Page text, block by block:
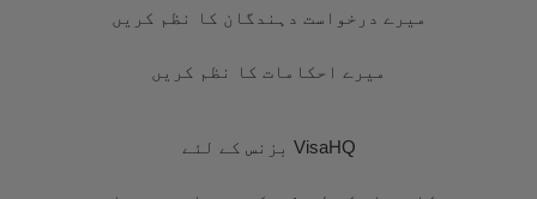
میرے درخواست دہندگان کا نظم کریں
میرے احکامات کا نظم کریں
VisaHQ بزنس کے لئے